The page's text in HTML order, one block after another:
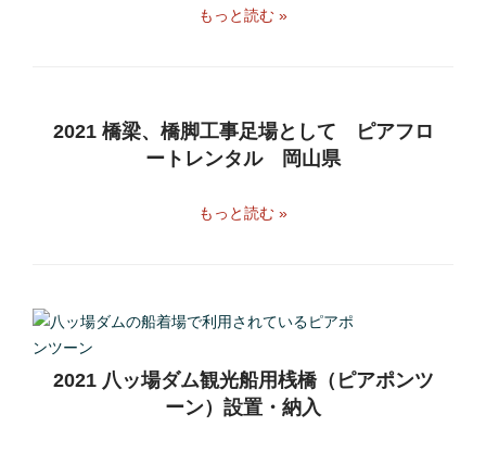
もっと読む »
2021 橋梁、橋脚工事足場として ピアフロ
ートレンタル 岡山県
もっと読む »
2021 八ッ場ダム観光船用桟橋（ピアポンツ
ーン）設置・納入